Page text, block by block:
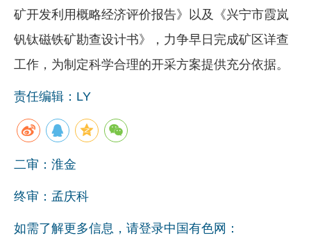
矿开发利用概略经济评价报告》以及《兴宁市霞岚
钒钛磁铁矿勘查设计书》，力争早日完成矿区详查
工作，为制定科学合理的开采方案提供充分依据。
责任编辑：LY
二审：淮金
终审：孟庆科
如需了解更多信息，请登录中国有色网：